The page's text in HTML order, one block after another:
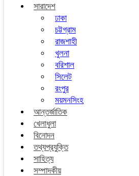
সারাদেশ
ঢাকা
চট্টগ্রাম
রাজশাহী
খুলনা
বরিশাল
সিলেট
রংপুর
ময়মনসিংহ
আন্তর্জাতিক
খেলাধুলা
বিনোদন
তথ্যপ্রযুক্তি
সাহিত্য
সম্পাদকীয়